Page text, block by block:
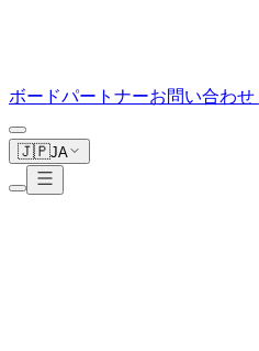
ボードパートナーお問い合わせ
🇯🇵JA